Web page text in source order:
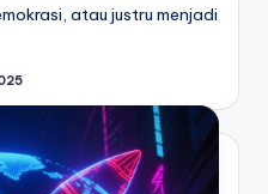
atau justru menjadi